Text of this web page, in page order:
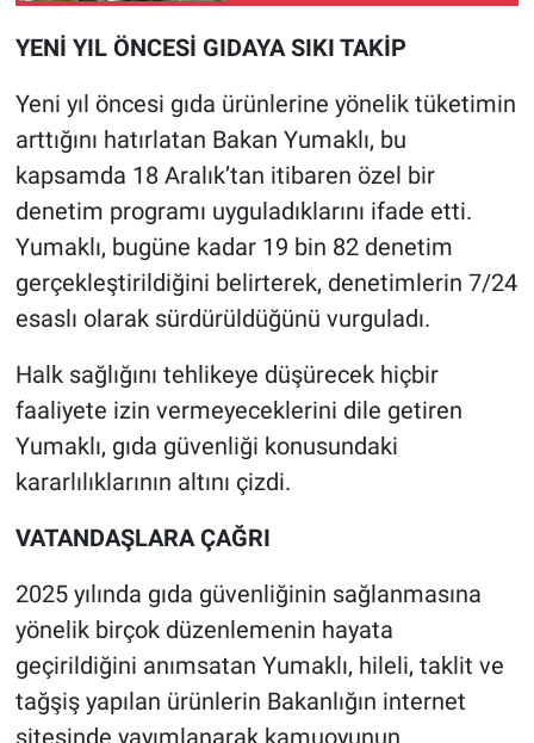
YENİ YIL ÖNCESİ GIDAYA SIKI TAKİP
Yeni yıl öncesi gıda ürünlerine yönelik tüketimin
arttığını hatırlatan Bakan Yumaklı, bu
kapsamda 18 Aralık’tan itibaren özel bir
denetim programı uyguladıklarını ifade etti.
Yumaklı, bugüne kadar 19 bin 82 denetim
gerçekleştirildiğini belirterek, denetimlerin 7/24
esaslı olarak sürdürüldüğünü vurguladı.
Halk sağlığını tehlikeye düşürecek hiçbir
faaliyete izin vermeyeceklerini dile getiren
Yumaklı, gıda güvenliği konusundaki
kararlılıklarının altını çizdi.
VATANDAŞLARA ÇAĞRI
2025 yılında gıda güvenliğinin sağlanmasına
yönelik birçok düzenlemenin hayata
geçirildiğini anımsatan Yumaklı, hileli, taklit ve
tağşiş yapılan ürünlerin Bakanlığın internet
sitesinde yayımlanarak kamuoyunun